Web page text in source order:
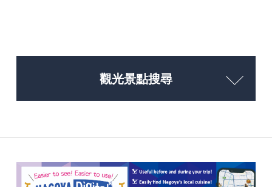
觀光景點搜尋